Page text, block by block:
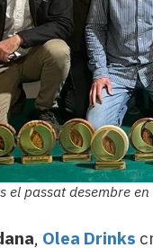
passat desembre
, Olea Drinks